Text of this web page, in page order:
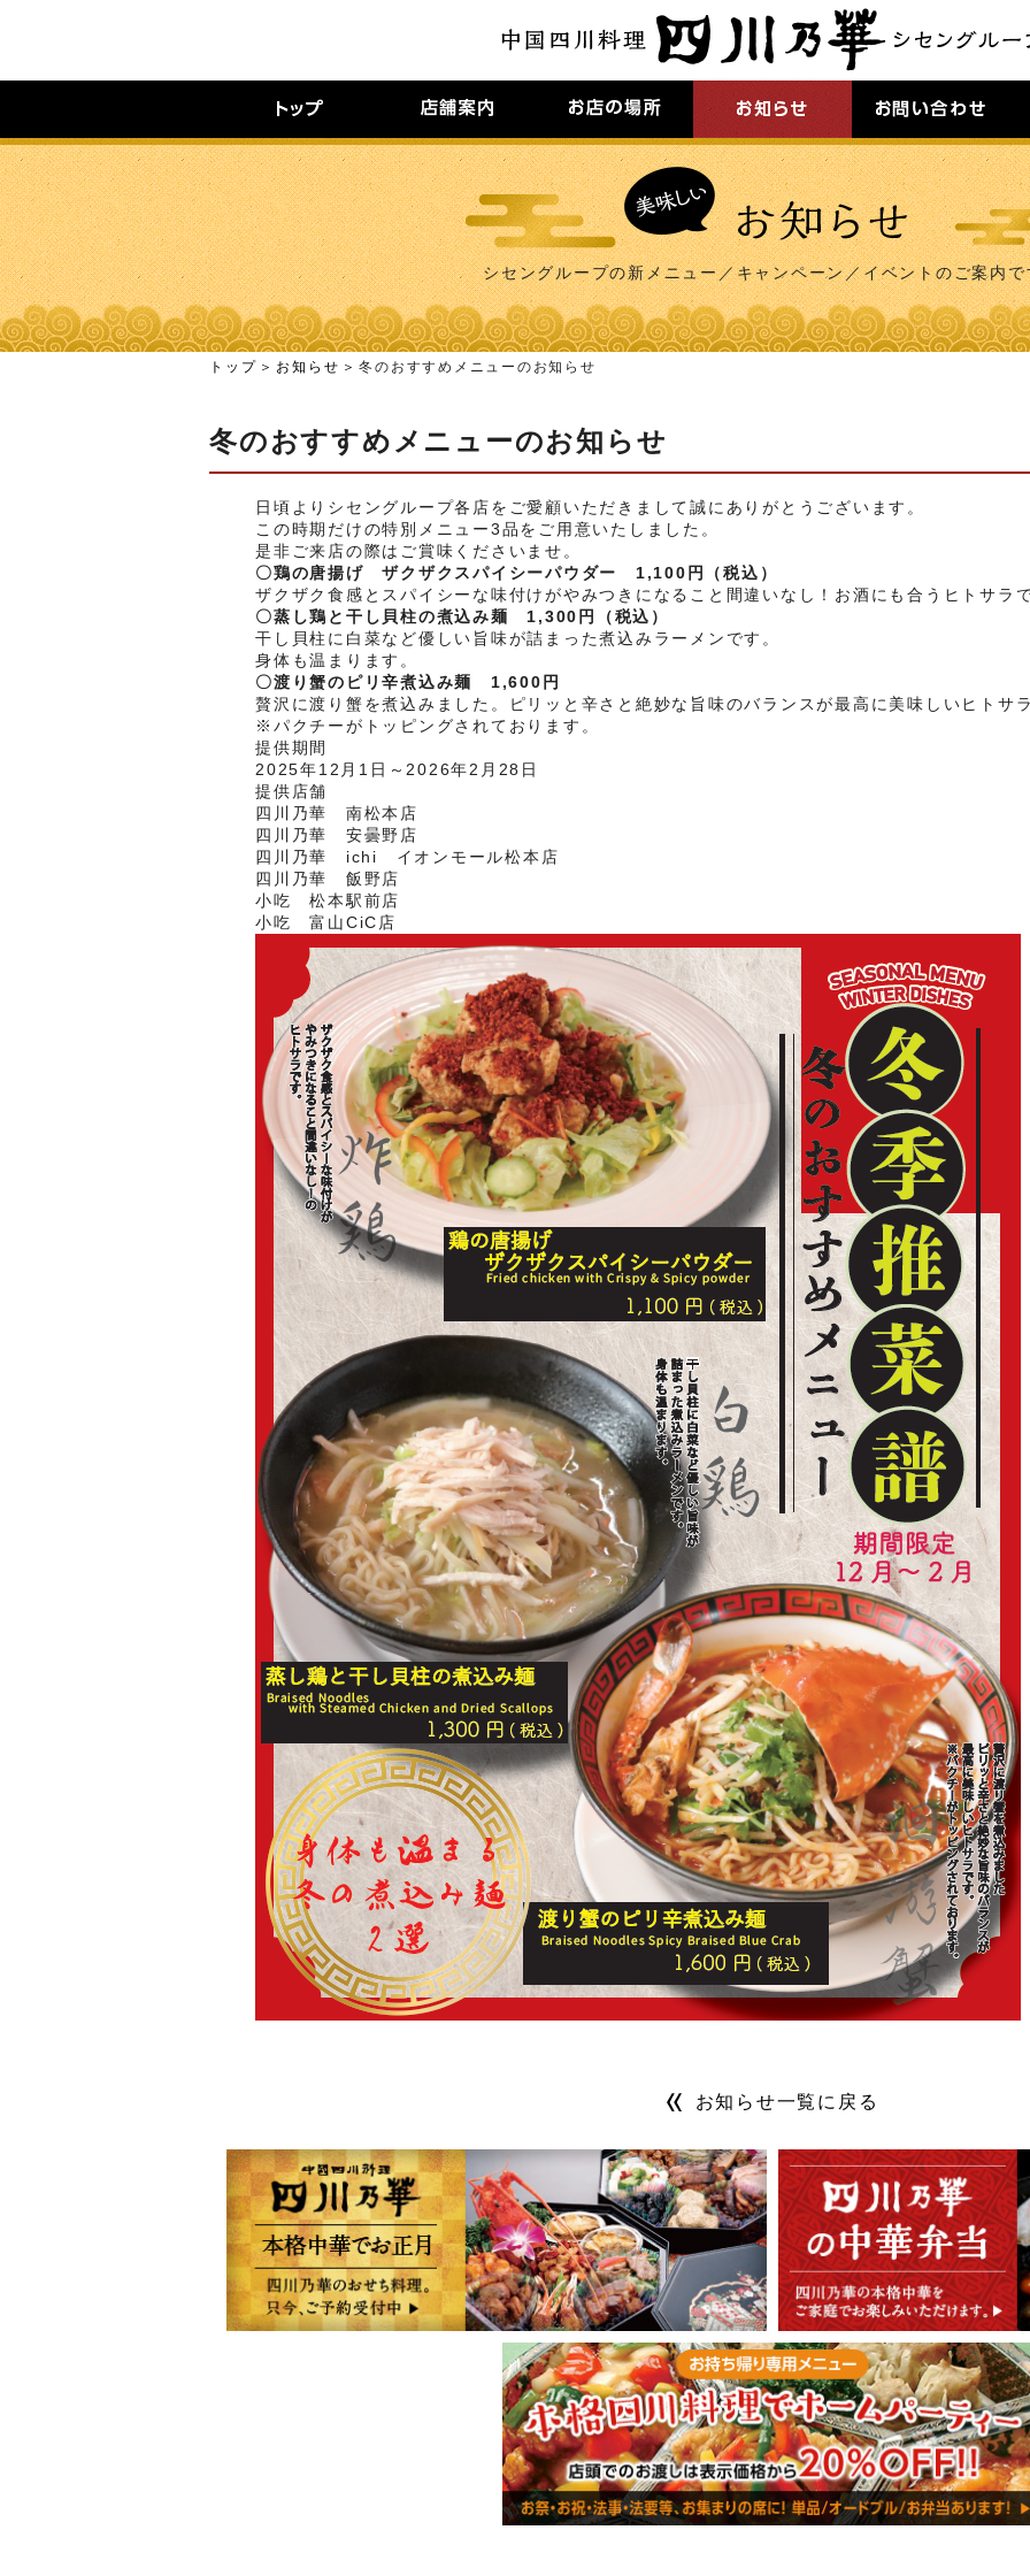
シセングループの新メニュー／キャンペーン／イベントのご案内で
トップ お知らせ 冬のおすすめメニューのお知らせ
冬のおすすめメニューのお知らせ
日頃よりシセングループ各店をご愛顧いただきまして誠にありがとうございます。
この時期だけの特別メニュー3品をご用意いたしました。
是非ご来店の際はご賞味くださいませ。
〇鶏の唐揚げ ザクザクスパイシーパウダー 1,100円（税込）
ザクザク食感とスパイシーな味付けがやみつきになること間違いなし！お酒にも合うヒトサラで
〇蒸し鶏と干し貝柱の煮込み麺 1,300円（税込）
干し貝柱に白菜など優しい旨味が詰まった煮込みラーメンです。
身体も温まります。
〇渡り蟹のピリ辛煮込み麺 1,600円
贅沢に渡り蟹を煮込みました。ピリッと辛さと絶妙な旨味のバランスが最高に美味しいヒトサラ
※パクチーがトッピングされております。
提供期間
2025年12月1日～2026年2月28日
提供店舗
四川乃華 南松本店
四川乃華 安曇野店
四川乃華 ichi イオンモール松本店
四川乃華 飯野店
小吃 松本駅前店
小吃 富山CiC店
お知らせ一覧に戻る